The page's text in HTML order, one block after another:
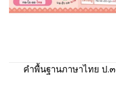
คำพื้นฐานภาษาไทย ป.๓